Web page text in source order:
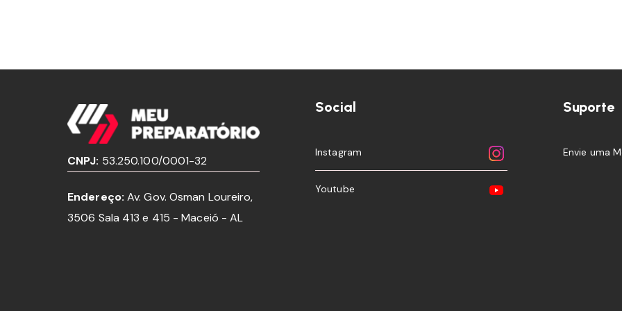
CNPJ: 53.250.100/0001-32
Endereço: Av. Gov. Osman Loureiro,
3506 Sala 413 e 415 - Maceió - AL
Social
Instagram
Youtube
Suporte
Envie uma